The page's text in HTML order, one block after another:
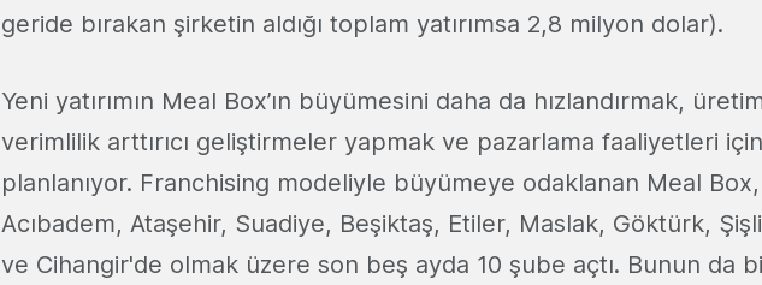
geride bırakan şirketin aldığı toplam yatırımsa 2,8 milyon dolar).
Yeni yatırımın Meal Box’ın büyümesini daha da hızlandırmak,
verimlilik arttırıcı geliştirmeler yapmak ve pazarlama faaliyetleri için
planlanıyor. Franchising modeliyle büyümeye odaklanan Meal
Acıbadem, Ataşehir, Suadiye, Beşiktaş, Etiler, Maslak, Göktürk,
ve Cihangir'de olmak üzere son beş ayda 10 şube açtı. Bunun da